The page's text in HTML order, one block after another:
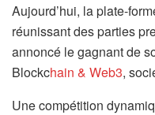
Aujourd’hui, la plate-
réunissant des parties
annoncé le gagnant de
Blockchain & Web3,
Une compétition